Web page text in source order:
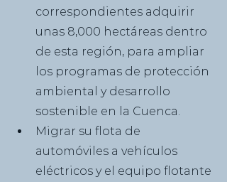
correspondientes adquirir
unas 8,000 hectáreas dentro
de esta región, para ampliar
los programas de protección
ambiental y desarrollo
sostenible en la Cuenca.
Migrar su flota de
automóviles a vehículos
eléctricos y el equipo flotante